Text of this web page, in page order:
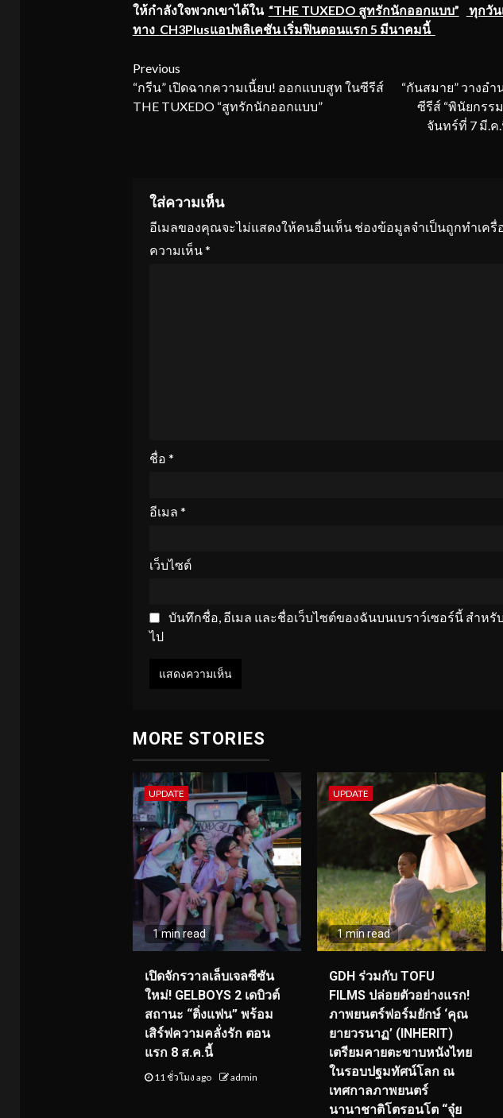
ให้กำลังใจพวกเขาได้ใน “THE TUXEDO สูทรักนักออกแบบ”
ทุกวัน
ทาง CH3Plusแอปพลิเคชัน เริ่มฟินตอนแรก 5 มีนาคมนี้
Continue
Reading
Previous
“กรีน” เปิดฉากความเนี้ยบ! ออกแบบสูท ในซีรีส์
THE TUXEDO “สูทรักนักออกแบบ”
“กันสมาย” วางอ
ซีรีส์ “พินัยกรรม
จันทร์ที่ 7 มี.ค.
ใส่ความเห็น
อีเมลของคุณจะไม่แสดงให้คนอื่นเห็น ช่องข้อมูลจำเป็นถูกทำเครื่
ความเห็น*
ชื่อ *
อีเมล *
เว็บไซต์
บันทึกชื่อ, อีเมล และชื่อเว็บไซต์ของฉันบนเบราว์เซอร์นี้ สำห
ไป
MORE STORIES
UPDATE
1 min read
เปิดจักรวาลเล็บเจลซีซัน
ใหม่! GELBOYS 2 เดบิวต์
สถานะ “ติ่งแฟน” พร้อม
เสิร์ฟความคลั่งรัก ตอน
แรก 8 ส.ค.นี้
11 ชั่วโมง ago admin
UPDATE
1 min read
GDH ร่วมกับ TOFU
FILMS ปล่อยตัวอย่างแรก!
ภาพยนตร์ฟอร์มยักษ์ ‘คุณ
ยายวรนาฏ’ (INHERIT)
เตรียมคายตะขาบหนังไทย
ในรอบปฐมทัศน์โลก ณ
เทศกาลภาพยนตร์
นานาชาติโตรอนโต “จุ๋ย